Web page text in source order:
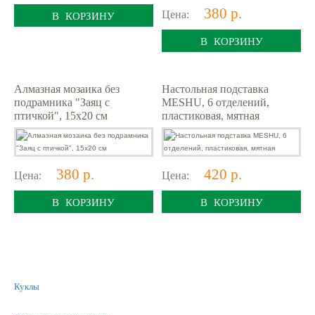
В КОРЗИНУ Цена: 380 р.
В КОРЗИНУ
Алмазная мозаика без
подрамника "Заяц с
птичкой", 15х20 см
Цена: 380 р.
В КОРЗИНУ
Настольная подставка
MESHU, 6 отделений,
пластиковая, мятная
Цена: 420 р.
В КОРЗИНУ
Куклы